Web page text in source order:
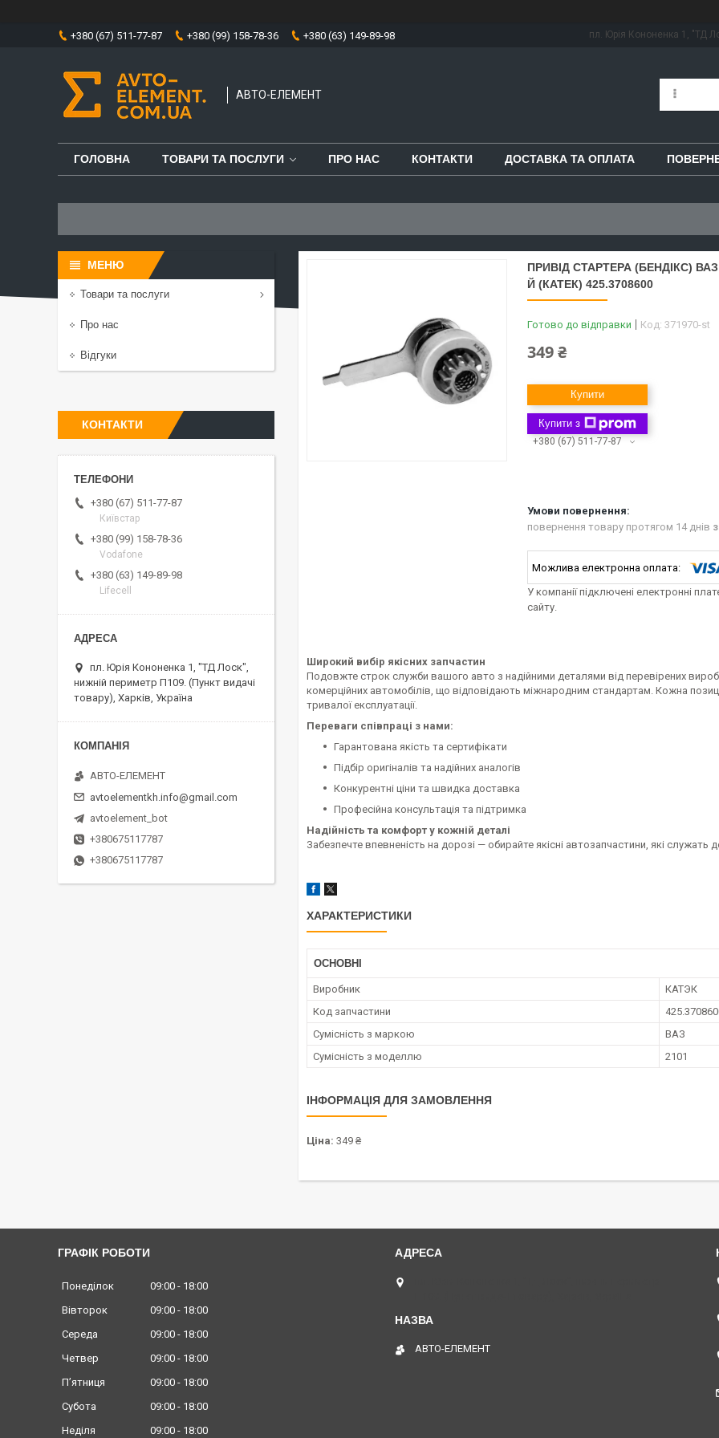
+380 (67) 511-77-87 +380 (99) 158-78-36 +380 (63) 149-89-98 пл. Юрія Кононенка 1, "ТД
АВТО-ЕЛЕМЕНТ
ГОЛОВНА ТОВАРИ ТА ПОСЛУГИ ПРО НАС КОНТАКТИ ДОСТАВКА ТА ОПЛАТА
ПРИВIД СТАРТЕРА (БЕНДIКС)
Й (КАТЕК) 425.3708600
Готово до відправки Код: 371970-st
349 ₴
Купити
Купити з
+380 (67) 511-77-87
повернення товару протягом 14 днів
У компанії підключені електронні
сайту.
Широкий вибір якісних запчастин
Подовжте строк служби вашого авто з надійними деталями від перевірених
комерційних автомобілів, що відповідають міжнародним стандартам. Кожна
тривалої експлуатації.
Переваги співпраці з нами:
Гарантована якість та сертифікати
Підбір оригіналів та надійних аналогів
Конкурентні ціни та швидка доставка
Професійна консультація та підтримка
Надійність та комфорт у кожній деталі
Забезпечте впевненість на дорозі — обирайте якісні автозапчастини, які служать
ХАРАКТЕРИСТИКИ
ОСНОВНІ
Виробник
КАТЭК
Код запчастини
Сумісність з маркою
ВАЗ
Сумісність з моделлю
2101
ІНФОРМАЦІЯ ДЛЯ ЗАМОВЛЕННЯ
Ціна: 349 ₴
Товари та послуги
Про нас
Відгуки
КОНТАКТИ
+380 (67) 511-77-87
Київстар
+380 (99) 158-78-36
Vodafone
+380 (63) 149-89-98
Lifecell
пл. Юрія Кононенка 1, "ТД Лоск",
нижній периметр П109. (Пункт видачі
товару), Харків, Україна
АВТО-ЕЛЕМЕНТ
avtoelementkh.info@gmail.com
avtoelement_bot
+380675117787
+380675117787
ГРАФІК РОБОТИ
Понеділок 09:00
18:00
Вівторок
09:00
18:00
Середа
09:00
18:00
Четвер
09:00
18:00
Пʼятниця
09:00
18:00
Субота
09:00
18:00
Неділя
09:00 18:00
АВТО-ЕЛЕМЕНТ